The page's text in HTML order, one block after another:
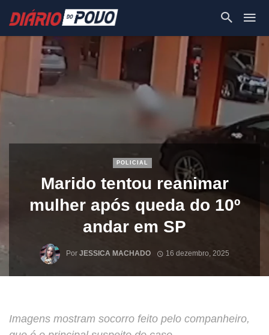
POLICIAL
Marido tentou reanimar
mulher após queda do 10º
andar em SP
Por JESSICA MACHADO 16 dezembro, 2025
Imagens mostram socorro feito pelo companheiro,